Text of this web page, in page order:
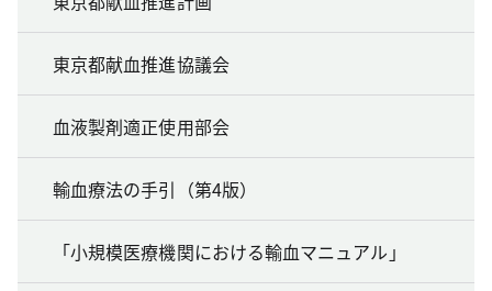
東京都献血推進協議会
血液製剤適正使用部会
輸血療法の手引（第4版）
「小規模医療機関における輸血マニュアル」